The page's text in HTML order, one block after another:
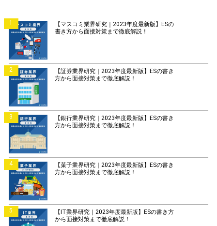
1
【マスコミ業界研究｜2023年度最新版】ESの
書き方から面接対策まで徹底解説！
2
【証券業界研究｜2023年度最新版】ESの書き
方から面接対策まで徹底解説！
3
【銀行業界研究｜2023年度最新版】ESの書き
方から面接対策まで徹底解説！
4
【菓子業界研究｜2023年度最新版】ESの書き
方から面接対策まで徹底解説！
5
【IT業界研究｜2023年度最新版】ESの書き方
から面接対策まで徹底解説！